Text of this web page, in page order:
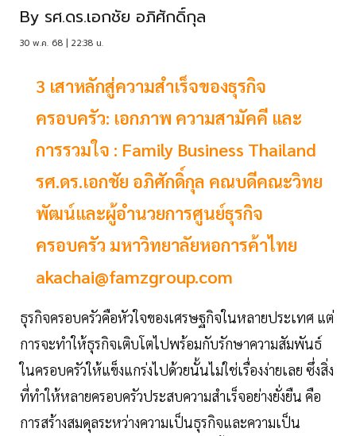
By รศ.ดร.เอกชัย อภิศักดิ์กุล
30 พ.ค. 68 | 22:38 น.
3 เสาหลักสู่ความสำเร็จของธุรกิจ
ครอบครัว: เอกภาพ ความสามัคคี และ
การรวมใจ : Family Business Thailand
รศ.ดร.เอกชัย อภิศักดิ์กุล คณบดีคณะวิทย
พัฒน์และผู้อำนวยการศูนย์ธุรกิจ
ครอบครัว มหาวิทยาลัยหอการค้าไทย
akachai@famzgroup.com
ธุรกิจครอบครัวคือหัวใจของเศรษฐกิจในหลายประเทศ แต่
การจะทำให้ธุรกิจเติบโตไปพร้อมกับรักษาความสัมพันธ์
ในครอบครัวให้แข็งแกร่งไปด้วยนั้นไม่ใช่เรื่องง่ายเลย ซึ่งสิ่ง
ที่ทำให้หลายครอบครัวประสบความสำเร็จอย่างยั่งยืน คือ
การสร้างสมดุลระหว่างความเป็นธุรกิจและความเป็น